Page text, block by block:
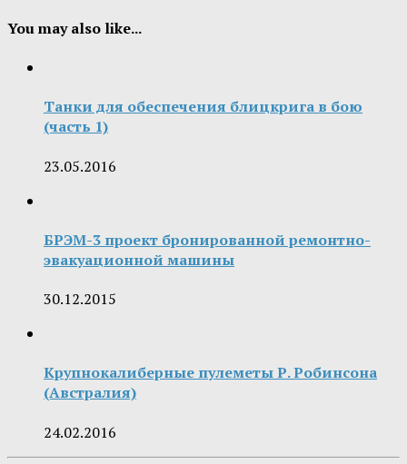
You may also like...
Танки для обеспечения блицкрига в бою
(часть 1)
23.05.2016
БРЭМ-3 проект бронированной ремонтно-
эвакуационной машины
30.12.2015
Крупнокалиберные пулеметы Р. Робинсона
(Австралия)
24.02.2016